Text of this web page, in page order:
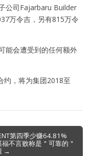
公司Fajarbaru Builder
万令吉，另有815万令
能会遭受到的任何额外
约，将为集团2018至
第四季少赚64.81%
福不言败称是＂可靠的＂
→